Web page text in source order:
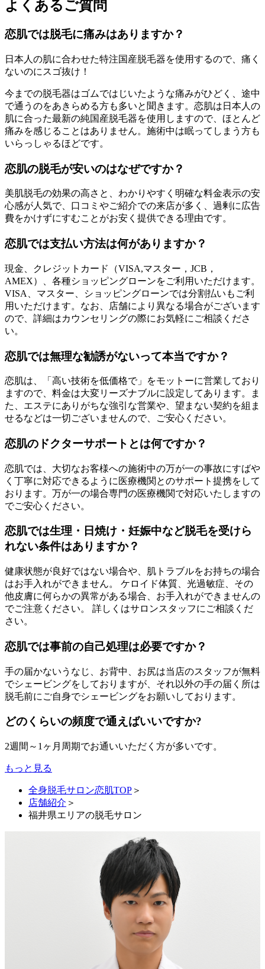
よくあるご質問
恋肌では脱毛に痛みはありますか？
日本人の肌に合わせた特注国産脱毛器を使用するので、痛く
ないのにスゴ抜け！
今までの脱毛器はゴムではじいたような痛みがひどく、途中
で通うのをあきらめる方も多いと聞きます。恋肌は日本人の
肌に合った最新の純国産脱毛器を使用しますので、ほとんど
痛みを感じることはありません。施術中は眠ってしまう方も
いらっしゃるほどです。
恋肌の脱毛が安いのはなぜですか？
美肌脱毛の効果の高さと、わかりやすく明確な料金表示の安
心感が人気で、口コミやご紹介での来店が多く、過剰に広告
費をかけずにすむことがお安く提供できる理由です。
恋肌では支払い方法は何がありますか？
現金、クレジットカード（VISA,マスター，JCB，
AMEX）、各種ショッピングローンをご利用いただけます。
VISA、マスター、ショッピングローンでは分割払いもご利
用いただけます。なお、店舗により異なる場合がございます
ので、詳細はカウンセリングの際にお気軽にご相談くださ
い。
恋肌では無理な勧誘がないって本当ですか？
恋肌は、「高い技術を低価格で」をモットーに営業しており
ますので、料金は大変リーズナブルに設定してあります。ま
た、エステにありがちな強引な営業や、望まない契約を組ま
せるなどは一切ございませんので、ご安心ください。
恋肌のドクターサポートとは何ですか？
恋肌では、大切なお客様への施術中の万が一の事故にすばや
く丁寧に対応できるように医療機関とのサポート提携をして
おります。万が一の場合専門の医療機関で対応いたしますの
でご安心ください。
恋肌では生理・日焼け・妊娠中など脱毛を受けら
れない条件はありますか？
健康状態が良好ではない場合や、肌トラブルをお持ちの場合
はお手入れができません。 ケロイド体質、光過敏症、その
他皮膚に何らかの異常がある場合、お手入れができませんの
でご注意ください。 詳しくはサロンスタッフにご相談くだ
さい。
恋肌では事前の自己処理は必要ですか？
手の届かないうなじ、お背中、お尻は当店のスタッフが無料
でシェービングをしておりますが、それ以外の手の届く所は
脱毛前にご自身でシェービングをお願いしております。
どのくらいの頻度で通えばいいですか?
2週間～1ヶ月周期でお通いいただく方が多いです。
もっと見る
全身脱毛サロン恋肌TOP ＞
店舗紹介 ＞
福井県エリアの脱毛サロン